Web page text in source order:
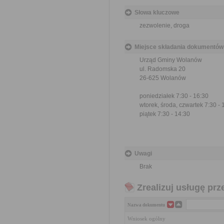
Słowa kluczowe
zezwolenie, droga
Miejsce składania dokumentów
Urząd Gminy Wolanów
ul. Radomska 20
26-625 Wolanów
poniedziałek 7:30 - 16:30
wtorek, środa, czwartek 7:30 -
piątek 7:30 - 14:30
Uwagi
Brak
Zrealizuj usługę
Nazwa dokumentu
Wniosek ogólny